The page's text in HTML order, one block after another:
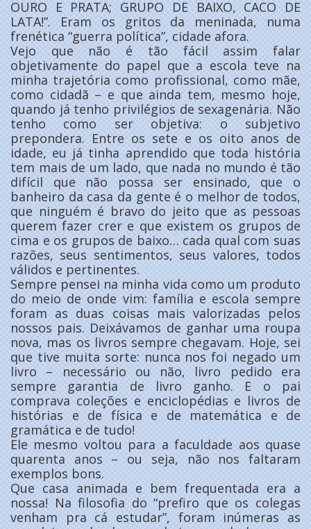
OURO E PRATA; GRUPO DE BAIXO, CACO DE
LATA!”. Eram os gritos da meninada, numa
frenética “guerra política”, cidade afora.
Vejo que não é tão fácil assim falar
objetivamente do papel que a escola teve na
minha trajetória como profissional, como mãe,
como cidadã – e que ainda tem, mesmo hoje,
quando já tenho privilégios de sexagenária. Não
tenho como ser objetiva: o subjetivo
prepondera. Entre os sete e os oito anos de
idade, eu já tinha aprendido que toda história
tem mais de um lado, que nada no mundo é tão
difícil que não possa ser ensinado, que o
banheiro da casa da gente é o melhor de todos,
que ninguém é bravo do jeito que as pessoas
querem fazer crer e que existem os grupos de
cima e os grupos de baixo… cada qual com suas
razões, seus sentimentos, seus valores, todos
válidos e pertinentes.
Sempre pensei na minha vida como um produto
do meio de onde vim: família e escola sempre
foram as duas coisas mais valorizadas pelos
nossos pais. Deixávamos de ganhar uma roupa
nova, mas os livros sempre chegavam. Hoje, sei
que tive muita sorte: nunca nos foi negado um
livro – necessário ou não, livro pedido era
sempre garantia de livro ganho. E o pai
comprava coleções e enciclopédias e livros de
histórias e de física e de matemática e de
gramática e de tudo!
Ele mesmo voltou para a faculdade aos quase
quarenta anos – ou seja, não nos faltaram
exemplos bons.
Que casa animada e bem frequentada era a
nossa! Na filosofia do “prefiro que os colegas
venham pra cá estudar”, foram inúmeras as